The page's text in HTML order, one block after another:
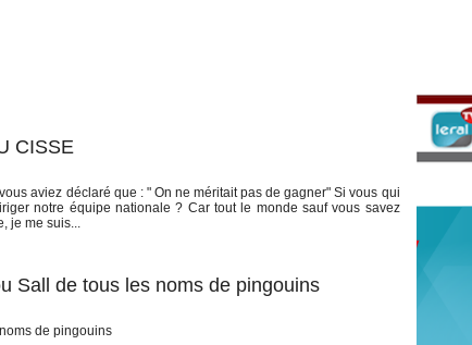
CISSE
aviez déclaré que : " On ne méritait pas de gagner" Si vous qui
notre équipe nationale ? Car tout le monde sauf vous savez
je me suis...
Sall de tous les noms de pingouins
de pingouins